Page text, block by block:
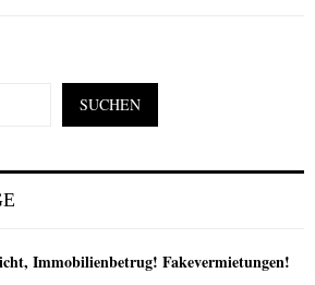
SUCHEN
Immobilienbetrug! Fakevermietungen!